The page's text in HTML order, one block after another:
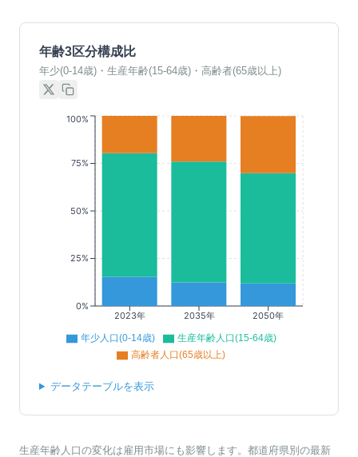
年齢3区分構成比
年少(0-14歳)・生産年齢(15-64歳)・高齢者(65歳以上)
2023年 2035年 2050年
0%
25%
50%
75%
100%
年少人口(0-14歳)
生産年齢人口(15-64歳)
高齢者人口(65歳以上)
データテーブルを表示
生産年齢人口の変化は雇用市場にも影響します。都道府県別の最新